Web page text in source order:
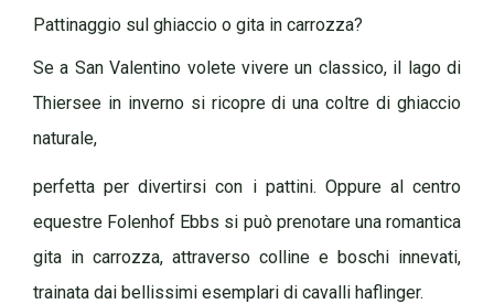
Pattinaggio sul ghiaccio o gita in carrozza?
Se a San Valentino volete vivere un classico, il lago di
Thiersee in inverno si ricopre di una coltre di ghiaccio
naturale,
perfetta per divertirsi con i pattini. Oppure al centro
equestre Folenhof Ebbs si può prenotare una romantica
gita in carrozza, attraverso colline e boschi innevati,
trainata dai bellissimi esemplari di cavalli haflinger.